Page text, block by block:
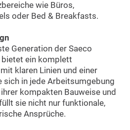
wie Büros,
oder Bed & Breakfasts.
Generation der Saeco
bietet ein komplett
klaren Linien und einer
sich in jede Arbeitsumgebung
kompakten Bauweise und
sie nicht nur funktionale,
Ansprüche.